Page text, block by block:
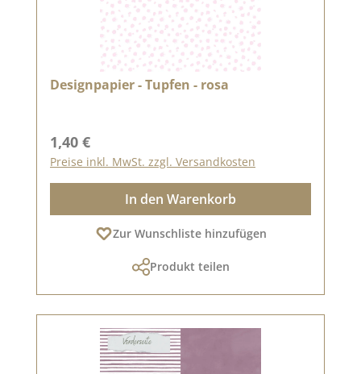
Designpapier - Tupfen - rosa
Regulärer Preis:
1,40 €
Preise inkl. MwSt. zzgl. Versandkosten
In den Warenkorb
Zur Wunschliste hinzufügen
Produkt teilen